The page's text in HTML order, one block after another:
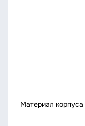
Материал корпуса